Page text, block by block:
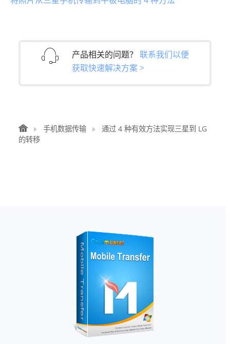
产品相关的问题？ 联系我们以便
获取快速解决方案 >
手机数据传输
通过 4 种有效方法实现三星到 LG
的转移